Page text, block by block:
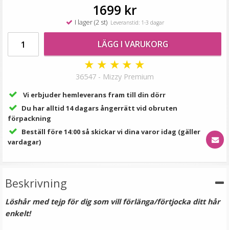
#6 Mellanbrun - Original äkta löshår remy nagelslingor
1699 kr
I lager (2 st) Leveranstid: 1-3 dagar
LÄGG I VARUKORG
★ ★ ★ ★ ★
36547 - Mizzy Premium
Vi erbjuder hemleverans fram till din dörr
Du har alltid 14 dagars ångerrätt vid obruten
förpackning
Beställ före 14:00 så skickar vi dina varor idag (gäller
vardagar)
Beskrivning
Löshår med tejp för dig som vill förlänga/förtjocka ditt hår
enkelt!